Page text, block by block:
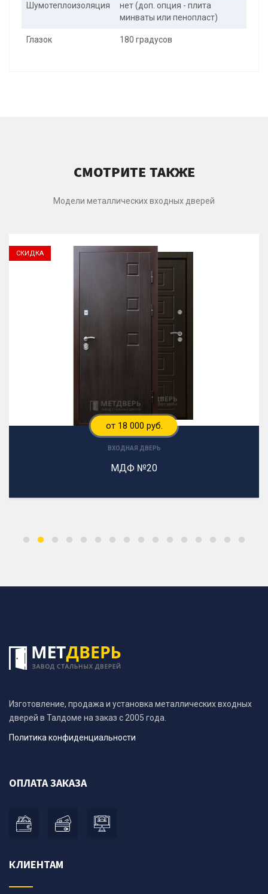
Шумотеплоизоляция
нет (доп. опция - плита
минваты или пенопласт)
Глазок 180 градусов
СМОТРИТЕ ТАКЖЕ
Модели металлических входных дверей
СКИДКА
от 18 000 руб.
ВХОДНАЯ ДВЕРЬ
МДФ №20
Изготовление, продажа и установка металлических входных
дверей в Талдоме на заказ с 2005 года.
Политика конфиденциальности
ОПЛАТА ЗАКАЗА
КЛИЕНТАМ